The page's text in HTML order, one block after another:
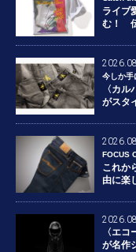
ライブ
む！ 伝
今しか手
〈カ
がスタ
FOCUS
これか
由に楽
〈エ
が名作